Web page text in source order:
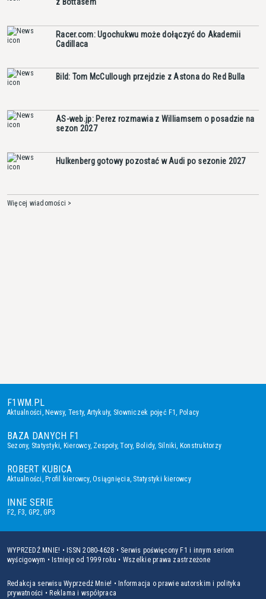
Racer.com: Ugochukwu może dołączyć do Akademii
Cadillaca
Bild: Tom McCullough przejdzie z Astona do Red Bulla
AS-web.jp: Perez rozmawia z Williamsem o posadzie na
sezon 2027
Hulkenberg gotowy pozostać w Audi po sezonie 2027
Więcej wiadomości >
F1WM.PL
Aktualności, Newsy, Testy, Artykuły, Słowniczek pojęć F1, Polacy
BAZA DANYCH F1
Sezony, Statystyki, Kierowcy, Zespoły,Tory, Bolidy, Silniki, Konstruktorzy
ROBERT KUBICA
Aktualności, Profil kierowcy,Osiągnięcia, Statystyki kierowcy
INNE SERIE
F2, F3, GP2,GP3
WYPRZEDŹ MNIE! • ISSN 2080-4628 • Serwis poświęcony F1 i innym seriom
wyścigowym • Istnieje od 1999 roku • Wszelkie prawa zastrzeżone
Redakcja serwisu Wyprzedź Mnie! • Informacja o prawie autorskim i polityka
prywatności • Reklama i współpraca